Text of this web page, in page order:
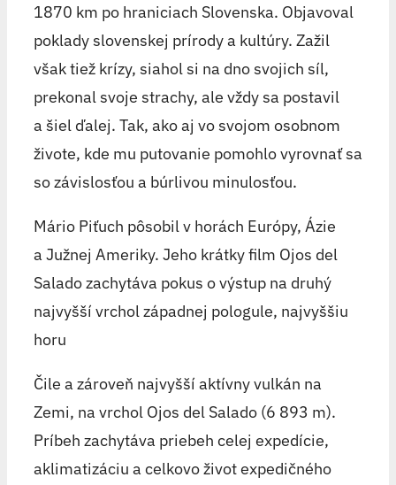
1870 km po hraniciach Slovenska. Objavoval
poklady slovenskej prírody a kultúry. Zažil
však tiež krízy, siahol si na dno svojich síl,
prekonal svoje strachy, ale vždy sa postavil
a šiel ďalej. Tak, ako aj vo svojom osobnom
živote, kde mu putovanie pomohlo vyrovnať sa
so závislosťou a búrlivou minulosťou.
Mário Piťuch pôsobil v horách Európy, Ázie
a Južnej Ameriky. Jeho krátky film Ojos del
Salado zachytáva pokus o výstup na druhý
najvyšší vrchol západnej pologule, najvyššiu
horu
Čile a zároveň najvyšší aktívny vulkán na
Zemi, na vrchol Ojos del Salado (6 893 m).
Príbeh zachytáva priebeh celej expedície,
aklimatizáciu a celkovo život expedičného